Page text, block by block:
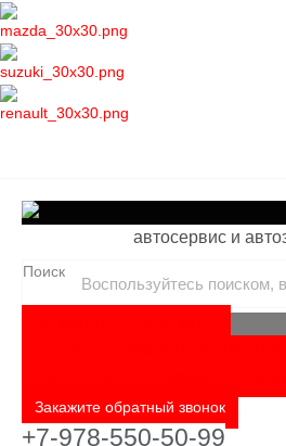
автосервис и
Поиск
Закажите обратный звонок
+7-978-550-50-99